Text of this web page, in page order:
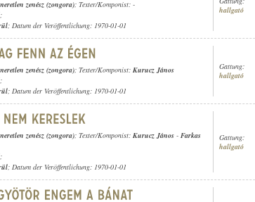
zenész (zongora); Texter/Komponist: -
;
; Datum der Veröffentlichung: 1970-01-01
hallgató
zenész (zongora); Texter/Komponist: Kurucz János
;
; Datum der Veröffentlichung: 1970-01-01
Gattung:
hallgató
zenész (zongora); Texter/Komponist: Kurucz János - Farkas
;
; Datum der Veröffentlichung: 1970-01-01
Gattung:
hallgató